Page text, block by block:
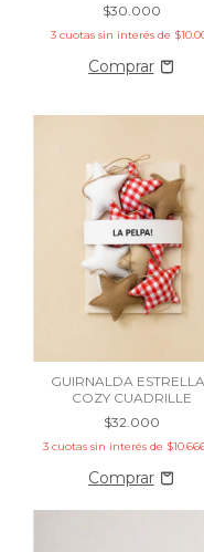
$30.000
3 cuotas sin interés de
GUIRNALDA
COZY CUADRILLE
$32.000
3 cuotas sin interés de